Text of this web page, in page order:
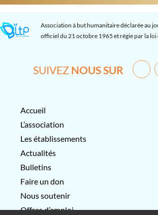
Association à but humanitaire déclarée au
officiel du 21 octobre 1965 et régie par la loi
SUIVEZ NOUS SUR
Accueil
L’association
Les établissements
Actualités
Bulletins
Faire un don
Nous soutenir
Offres d’emploi